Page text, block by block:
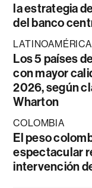
la estrategia
del banco
LATINOAMÉRICA
Los 5 países
con mayor
2026, según
Wharton
COLOMBIA
El peso
espectacular
intervención